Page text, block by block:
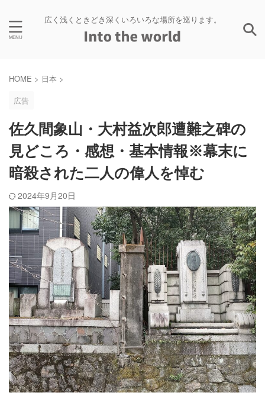
広く浅くときどき深くいろいろな場所を巡ります。
HOME > 日本 >
広告
佐久間象山・大村益次郎遭難之碑の
見どころ・感想・基本情報※幕末に
暗殺された二人の偉人を悼む
2024年9月20日